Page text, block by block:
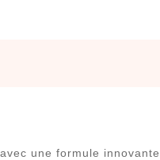
une formule